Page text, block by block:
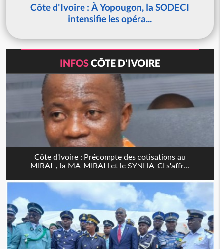
Côte d'Ivoire : À Yopougon, la SODECI
intensifie les opéra...
INFOSCÔTE D'IVOIRE
Côte d'Ivoire : Précompte des cotisations au
MIRAH, la MA-MIRAH et le SYNHA-CI s'affr...